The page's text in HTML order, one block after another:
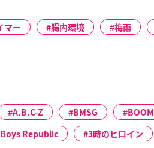
マー 腸内環境 梅雨
A.B.C-Z BMSG
Boys Republic 3時のヒロイン